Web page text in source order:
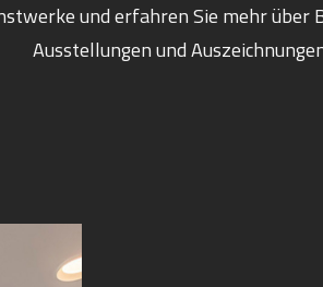
und erfahren Sie mehr über
Ausstellungen und